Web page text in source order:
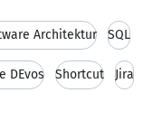
Architektur SQL
DEvos Shortcut Jira